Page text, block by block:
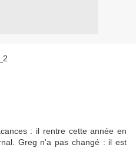
: il rentre cette année en
Greg n'a pas changé : il est